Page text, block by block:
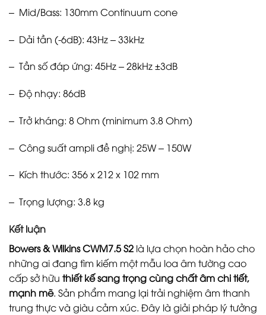
– Mid/Bass: 130mm Continuum cone
– Dải tần (-6dB): 43Hz – 33kHz
– Tần số đáp ứng: 45Hz – 28kHz ±3dB
– Độ nhạy: 86dB
– Trở kháng: 8 Ohm (minimum 3.8 Ohm)
– Công suất ampli đề nghị: 25W – 150W
– Kích thước: 356 x 212 x 102 mm
– Trọng lượng: 3.8 kg
Kết luận
Bowers & Wilkins CWM7.5 S2 là lựa chọn hoàn hảo cho
những ai đang tìm kiếm một mẫu loa âm tường cao
cấp sở hữu thiết kế sang trọng cùng chất âm chi tiết,
mạnh mẽ. Sản phẩm mang lại trải nghiệm âm thanh
trung thực và giàu cảm xúc. Đây là giải pháp lý tưởng